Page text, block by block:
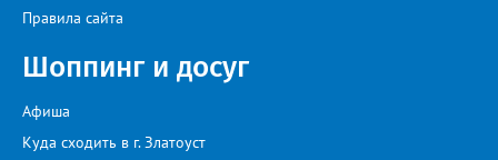
Правила сайта
Шоппинг и досуг
Афиша
Куда сходить в г. Златоуст